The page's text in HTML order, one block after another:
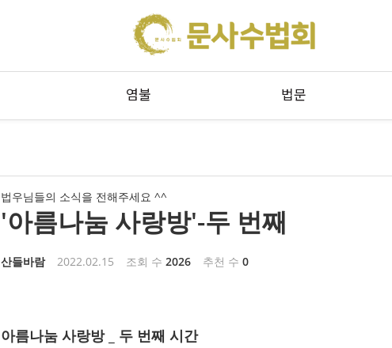
염불 법문
법우님들의 소식을 전해주세요 ^^
'아름나눔 사랑방'-두 번째
산들바람 2022.02.15 조회 수 2026 추천 수 0
아름나눔 사랑방 _ 두 번째 시간